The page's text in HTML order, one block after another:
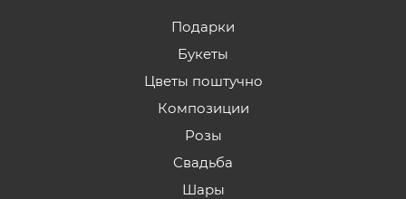
Подарки
Букеты
Цветы поштучно
Композиции
Розы
Свадьба
Шары